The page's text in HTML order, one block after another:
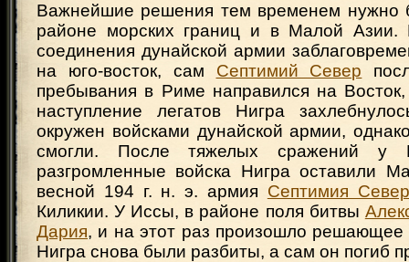
Важнейшие решения тем временем нужно
районе морских границ и в Малой Азии.
соединения дунайской армии
на юго-восток, сам Септимий Север
пребывания в Риме направился на
наступление легатов Нигра
окружен войсками дунайской армии,
смогли. После тяжелых сражений у
разгромленные войска Нигра оставили
весной 194 г. н. э. армия Септимия
Киликии. У Иссы, в районе поля битвы
Дария, и на этот раз произошло решающее
Нигра снова были разбиты, а сам он погиб